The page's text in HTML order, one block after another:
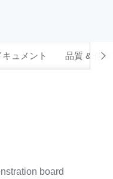
キュメント 品質 & 信
board